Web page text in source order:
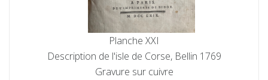
Planche XXI
Description de l'isle de Corse, Bellin 1769
Gravure sur cuivre